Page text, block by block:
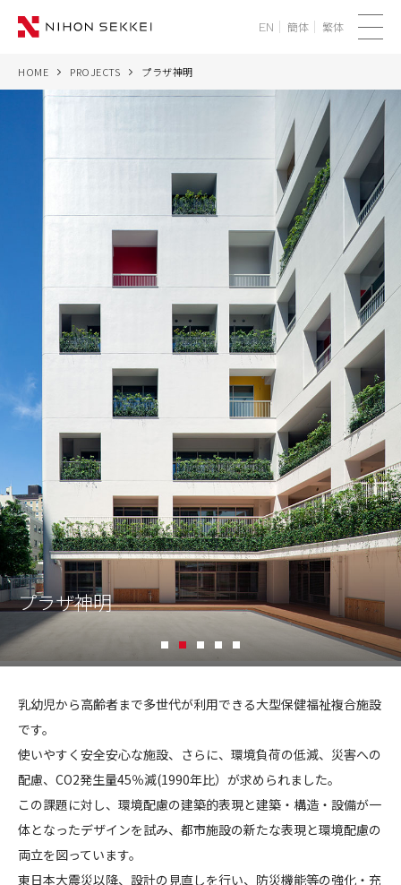
ュ
ー
CORPORATE
CONTACT
コンプライアンスポリシー プライバシーポリシー ご利用規約
EN 簡体 繁体
HOME PROJECTS プラザ神明
プラザ神明
4
乳幼児から高齢者まで多世代が利用できる大型保健福祉複合施設
です。
使いやすく安全安心な施設、さらに、環境負荷の低減、災害への
配慮、CO2発生量45％減(1990年比）が求められました。
この課題に対し、環境配慮の建築的表現と建築・構造・設備が一
体となったデザインを試み、都市施設の新たな表現と環境配慮の
両立を図っています。
東日本大震災以降、設計の見直しを行い、防災機能等の強化・充